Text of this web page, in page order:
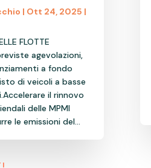
| Ott 24, 2025 |
FLOTTE
agevolazioni,
a fondo
di veicoli a basse
il rinnovo
delle MPMI
le emissioni del...